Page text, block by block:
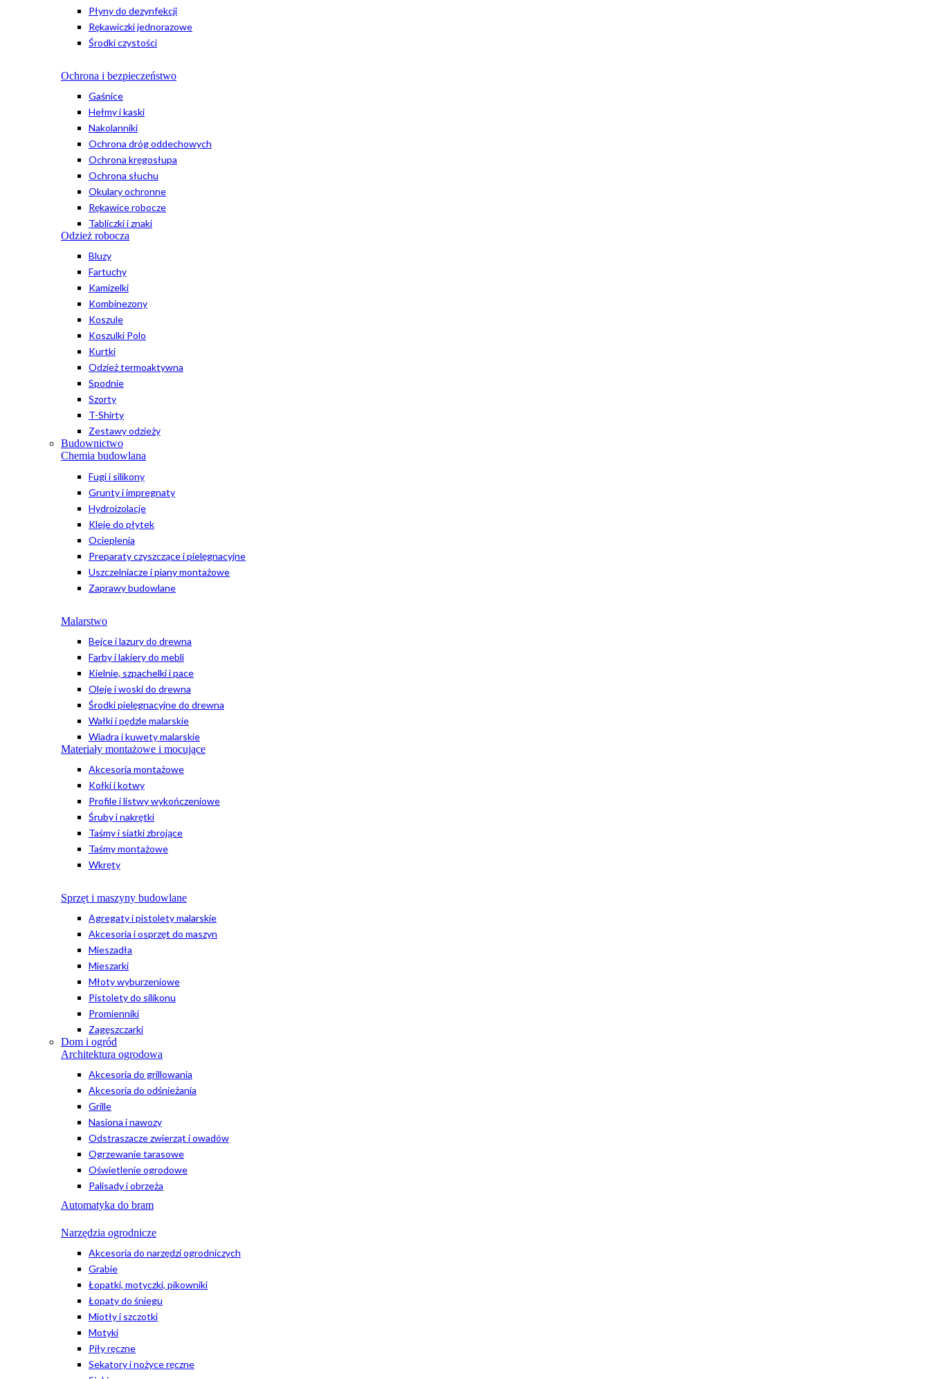
Płyny do dezynfekcji
Rękawiczki jednorazowe
Środki czystości
Ochrona i bezpieczeństwo
Gaśnice
Hełmy i kaski
Nakolanniki
Ochrona dróg oddechowych
Ochrona kręgosłupa
Ochrona słuchu
Okulary ochronne
Rękawice robocze
Tabliczki i znaki
Odzież robocza
Bluzy
Fartuchy
Kamizelki
Kombinezony
Koszule
Koszulki Polo
Kurtki
Odzież termoaktywna
Spodnie
Szorty
T-Shirty
Zestawy odzieży
Budownictwo
Chemia budowlana
Fugi i silikony
Grunty i impregnaty
Hydroizolacje
Kleje do płytek
Ocieplenia
Preparaty czyszczące i pielęgnacyjne
Uszczelniacze i piany montażowe
Zaprawy budowlane
Malarstwo
Bejce i lazury do drewna
Farby i lakiery do mebli
Kielnie, szpachelki i pace
Oleje i woski do drewna
Środki pielęgnacyjne do drewna
Wałki i pędzle malarskie
Wiadra i kuwety malarskie
Materiały montażowe i mocujące
Akcesoria montażowe
Kołki i kotwy
Profile i listwy wykończeniowe
Śruby i nakrętki
Taśmy i siatki zbrojące
Taśmy montażowe
Wkręty
Sprzęt i maszyny budowlane
Agregaty i pistolety malarskie
Akcesoria i osprzęt do maszyn
Mieszadła
Mieszarki
Młoty wyburzeniowe
Pistolety do silikonu
Promienniki
Zagęszczarki
Dom i ogród
Architektura ogrodowa
Akcesoria do grillowania
Akcesoria do odśnieżania
Grille
Nasiona i nawozy
Odstraszacze zwierząt i owadów
Ogrzewanie tarasowe
Oświetlenie ogrodowe
Palisady i obrzeża
Automatyka do bram
Narzędzia ogrodnicze
Akcesoria do narzędzi ogrodniczych
Grabie
Łopatki, motyczki, pikowniki
Łopaty do śniegu
Miotły i szczotki
Motyki
Piły ręczne
Sekatory i nożyce ręczne